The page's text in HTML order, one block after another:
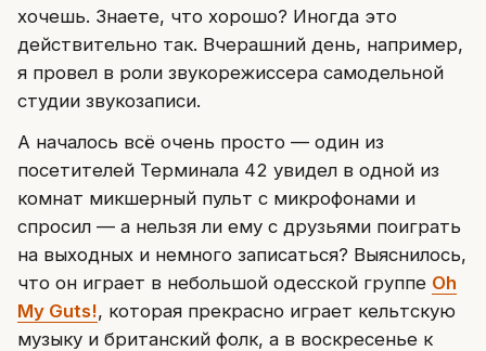
хочешь. Знаете, что хорошо? Иногда это
действительно так. Вчерашний день, например,
я провел в роли звукорежиссера самодельной
студии звукозаписи.
А началось всё очень просто — один из
посетителей Терминала 42 увидел в одной из
комнат микшерный пульт с микрофонами и
спросил — а нельзя ли ему с друзьями поиграть
на выходных и немного записаться? Выяснилось,
что он играет в небольшой одесской группе Oh
My Guts!, которая прекрасно играет кельтскую
музыку и британский фолк, а в воскресенье к